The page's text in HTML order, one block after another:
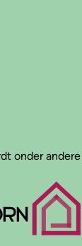
onder